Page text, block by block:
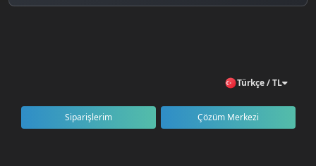
Türkçe / TL
Siparişlerim Çözüm Merkezi